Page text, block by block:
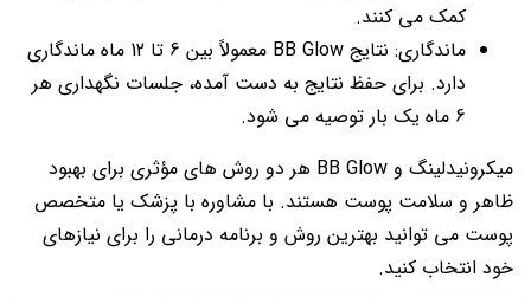
کمک می کنند.
ماندگاری: نتایج BB Glow معمولاً بین 6 تا 12 ماه ماندگاری
دارد. برای حفظ نتایج به دست آمده، جلسات نگهداری هر
6 ماه یک بار توصیه می شود.
میکرونیدلینگ و BB Glow هر دو روش های مؤثری برای بهبود
ظاهر و سلامت پوست هستند. با مشاوره با پزشک یا متخصص
پوست می توانید بهترین روش و برنامه درمانی را برای نیازهای
خود انتخاب کنید.